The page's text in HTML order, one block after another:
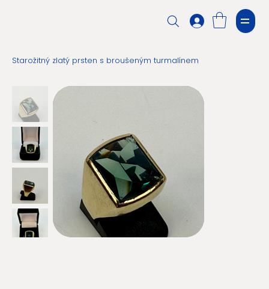
Starožitný zlatý prsten s broušeným turmalínem